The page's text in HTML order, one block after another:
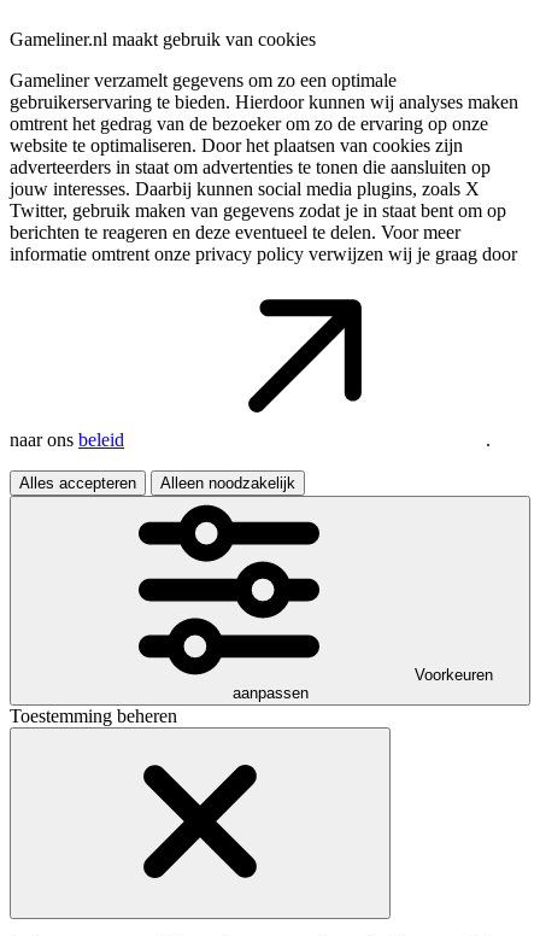
Gameliner.nl maakt gebruik van cookies
Gameliner verzamelt gegevens om zo een optimale
gebruikerservaring te bieden. Hierdoor kunnen wij analyses maken
omtrent het gedrag van de bezoeker om zo de ervaring op onze
website te optimaliseren. Door het plaatsen van cookies zijn
adverteerders in staat om advertenties te tonen die aansluiten op
jouw interesses. Daarbij kunnen social media plugins, zoals X
Twitter, gebruik maken van gegevens zodat je in staat bent om op
berichten te reageren en deze eventueel te delen. Voor meer
informatie omtrent onze privacy policy verwijzen wij je graag door
naar ons beleid .
Alles accepteren Alleen noodzakelijk
Voorkeuren
aanpassen
Toestemming beheren